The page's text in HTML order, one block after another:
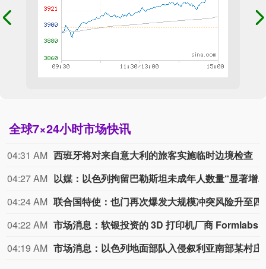
全球7×24小时市场快讯
04:31 AM 西班牙将对来自意大利的旅客实施临时边境检查
04:27 AM
以媒：以色列拘留巴勒斯坦未成
04:24 AM
04:22 AM
04:19 AM